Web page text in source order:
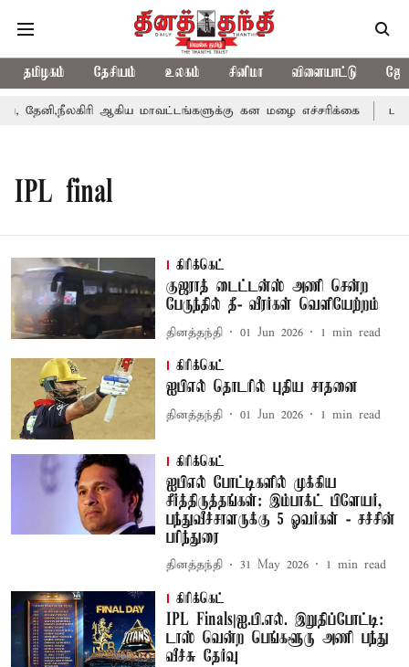
தமிழகம் தேசியம் உலகம் சினிமா விளையாட்டு
ஆகிய மாவட்டங்களுக்கு கன மழை எச்சரிக்கை
IPL final
கிரிக்கெட்
குஜராத் டைட்டன்ஸ் அணி சென்ற
பேருந்தில் தீ- வீரர்கள் வெளியேற்றம்
தினத்தந்தி 01 Jun 2026 1 min read
கிரிக்கெட்
ஐபிஎல் தொடரில் புதிய சாதனை
தினத்தந்தி 01 Jun 2026 1 min read
கிரிக்கெட்
ஐபிஎல் போட்டிகளில் முக்கிய
சீர்த்திருத்தங்கள்: இம்பாக்ட் பிளேயர்,
பந்துவீச்சாளருக்கு 5 ஓவர்கள் - சச்சின்
பரிந்துரை
தினத்தந்தி 31 May 2026 1 min read
கிரிக்கெட்
IPL Finals|ஐ.பி.எல். இறுதிப்போட்டி:
டாஸ் வென்ற பெங்களூரு அணி பந்து
வீச்சு தேர்வு